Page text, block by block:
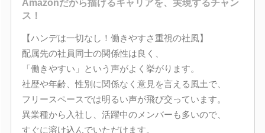
Amazonだから描けるキャリアを、実現するチャン
ス！
【ハンデは一切なし！働きやすさ重視の社風】
配属先の社員同士の関係性は良く、
「働きやすい」という声がよく挙がります。
社歴や年齢、性別に関係なく意見を言える風土で、
フリースペースでは明るい声が飛び交っています。
異業種から入社し、活躍中のメンバーも多いので、
すぐに溶け込んでいただけます。